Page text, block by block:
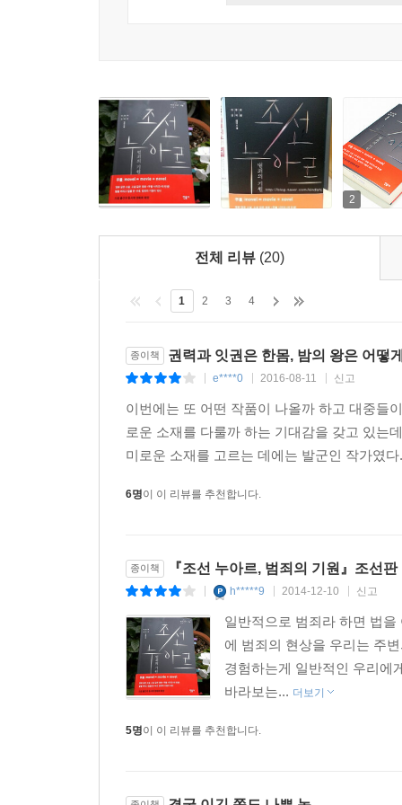
있다. 소설은 조선 시대의 누아르를 통해 시대가
준다. 소중한 이를 잃고 자신의 목숨마저 내놓을
복수는 성공할 것인가? 성공한다고 해서 좋은
새로운 악을 계속해서 낳을 것이다. 그것이, 『조
2
전체 리뷰 (20)
1 2 3 4
종이책 권력과 잇권은 한몸, 밤의 왕은 어떻
e****0 2016-08-11 신고
이번에는 또 어떤 작품이 나올까 하고 대중들
로운 소재를 다룰까 하는 기대감을 갖고 있는
미로운 소재를 고르는 데에는 발군인 작가였
6명이 이 리뷰를 추천합니다.
종이책 『조선 누아르, 범죄의 기원』조선
h*****9 2014-12-10 신고
일반적으로 범죄라 하면 법
에 범죄의 현상을 우리는 주
경험하는게 일반적인 우리에
바라보는... 더보기
5명이 이 리뷰를 추천합니다.